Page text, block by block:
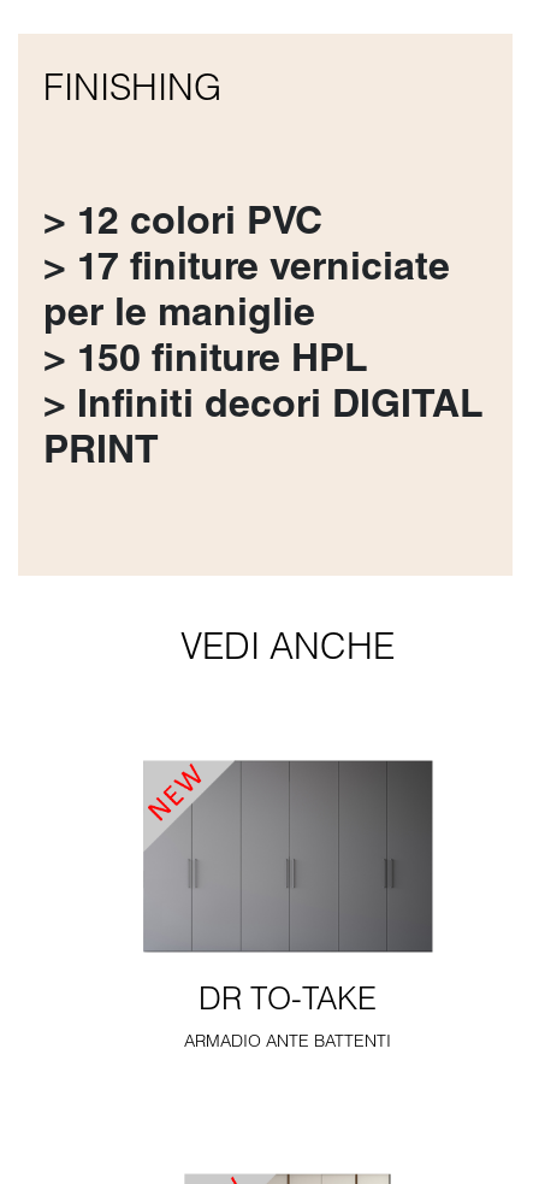
FINISHING
> 12 colori PVC
> 17 finiture verniciate
per le maniglie
> 150 finiture HPL
> Infiniti decori DIGITAL
PRINT
VEDI ANCHE
DR TO-TAKE
ARMADIO ANTE BATTENTI